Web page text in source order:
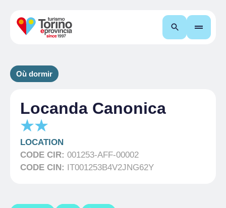
Recherche
Où dormir
Locanda Canonica
LOCATION
CODE CIR: 001253-AFF-00002
CODE CIN: IT001253B4V2JNG62Y